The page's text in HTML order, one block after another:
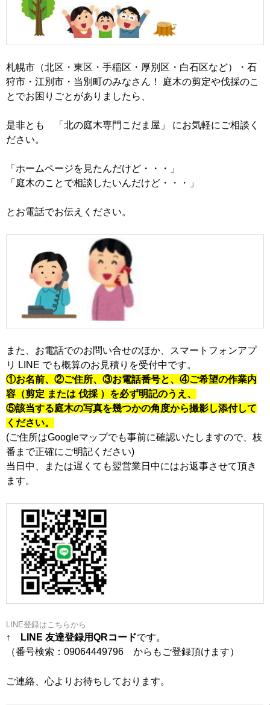
札幌市（北区・東区・手稲区・厚別区・白石区など）・石
狩市・江別市・当別町のみなさん！ 庭木の剪定や伐採のこ
とでお困りごとがありましたら、
是非とも 「北の庭木専門こだま屋」 にお気軽にご相談く
ださい。
「ホームページを見たんだけど・・・」
「庭木のことで相談したいんだけど・・・」
とお電話でお伝えください。
また、お電話でのお問い合せのほか、スマートフォンアプ
リ LINE でも概算のお見積りを受付中です。
①お名前、②ご住所、③お電話番号と、④ご希望の作業内
容（剪定 または 伐採 ）を必ず明記のうえ、
⑤該当する庭木の写真を幾つかの角度から撮影し添付して
ください。
(ご住所はGoogleマップでも事前に確認いたしますので、枝
番まで正確にご明記ください)
当日中、または遅くても翌営業日中にはお返事させて頂き
ます。
LINE登録はこちらから
↑ LINE 友達登録用QRコードです。
（番号検索：09064449796 からもご登録頂けます）
ご連絡、心よりお待ちしております。